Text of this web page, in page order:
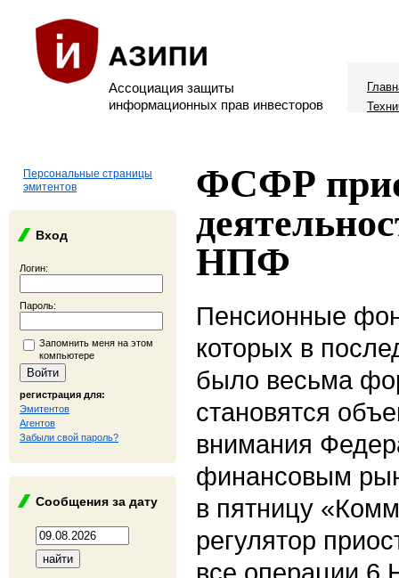
Ассоциация защиты
информационных прав инвесторов
Персональные страницы
эмитентов
Вход
Логин:
Пароль:
Запомнить меня на этом
компьютере
регистрация для:
Эмитентов
Агентов
Забыли свой пароль?
Сообщения за дату
ФСФР
НПФ
Пенсионные
которых в
было весьма
становятся
внимания
финансовым
в пятницу
регулятор